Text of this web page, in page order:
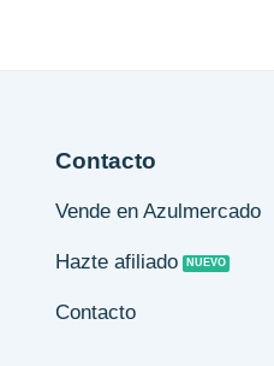
Contacto
Vende en Azulmercado
Hazte afiliado
Contacto